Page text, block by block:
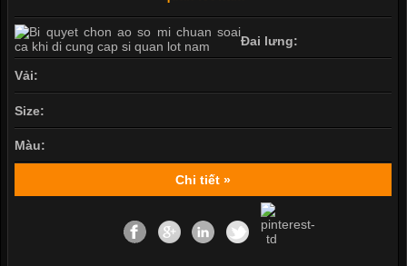
Đai lưng:
Vải:
Size:
Màu:
Chi tiết »